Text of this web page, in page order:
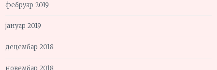
фебруар 2019
јануар 2019
децембар 2018
новембар 2018